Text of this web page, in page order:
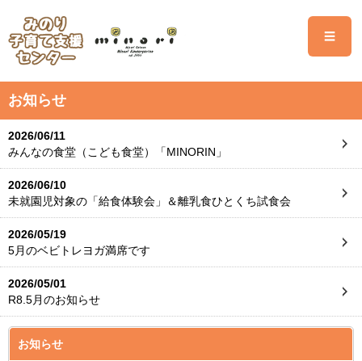
☰
お知らせ
2026/06/11
みんなの食堂（こども食堂）「MINORIN」
2026/06/10
未就園児対象の「給食体験会」＆離乳食ひとくち試食会
2026/05/19
5月のベビトレヨガ満席です
2026/05/01
R8.5月のお知らせ
お知らせ